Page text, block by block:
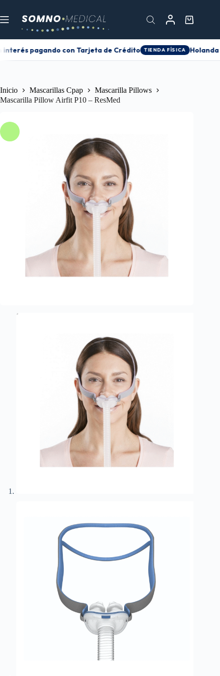
pagando con Tarjeta de Crédito TIENDA FÍSICA Holanda
Inicio Mascarillas Cpap
Mascarilla Pillows
Mascarilla Pillow Airfit P10 – ResMed